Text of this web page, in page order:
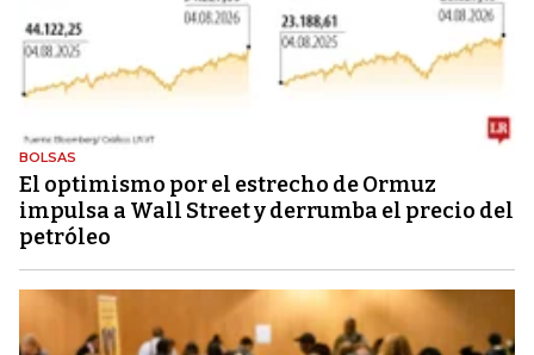
BOLSAS
El optimismo por el estrecho de Ormuz
impulsa a Wall Street y derrumba el precio del
petróleo